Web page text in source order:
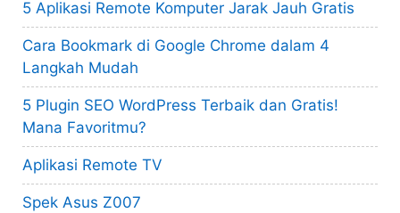
5 Aplikasi Remote Komputer Jarak Jauh Gratis
Cara Bookmark di Google Chrome dalam 4
Langkah Mudah
5 Plugin SEO WordPress Terbaik dan Gratis!
Mana Favoritmu?
Aplikasi Remote TV
Spek Asus Z007